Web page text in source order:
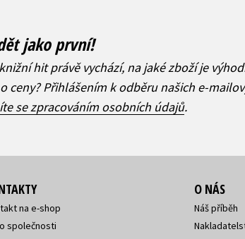
jako první!
hit právě vychází, na jaké zboží je
ceny? Přihlášením k odběru našich e-
se zpracováním osobních údajů.
na e-shop
společnosti
O NÁS
Náš příběh